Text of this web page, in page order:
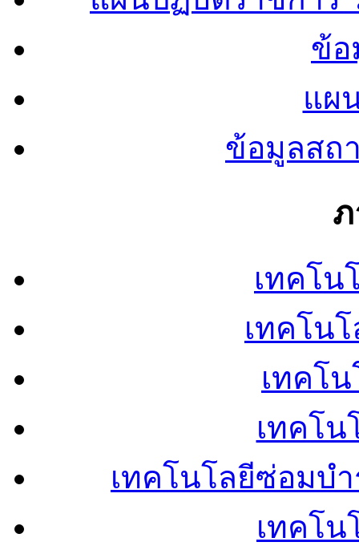
ข้อ
แผ
ข้อมูลสถ
เทคโน
เทคโน
เทคโ
เทคโน
เทคโนโลยีซ่อมบ
เทคโน